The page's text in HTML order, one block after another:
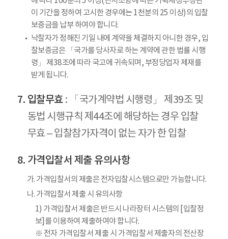
이 기간을 정하여 고시한 경우에는 1천분의 25 이상)의 입찰
보증금을 납부 하여야 합니다.
낙찰자가 정해진 기일 내에 계약을 체결하지 아니한 경우, 입
찰보증금은 「국가를 당사자로 하는 계약에 관한 법률 시행
령」 제38조에 따라 국고에 귀속되며, 부정당업자 제재를
받게 됩니다.
입찰무효 : 「국가계약법 시행령」 제39조 및
동법 시행규칙 제44조에 해당하는 경우 입찰
무효 – 입찰참가자격이 없는 자가 한 입찰
가격입찰서 제출 유의사항
가. 가격입찰서의 제출은 전자입찰시스템으로만 가능합니다.
나. 가격입찰서 제출 시 유의사항
1) 가격입찰서 제출은 반드시 나라장터 시스템의 [입찰정
보]를 이용하여 제출하여야 합니다.
※ 전자 가격입찰서 제출 시 가격입찰서 제출자의 전산장